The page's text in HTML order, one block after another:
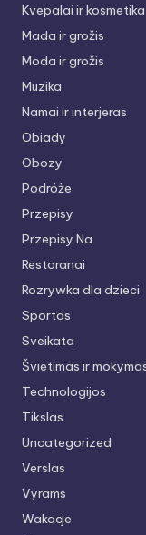
Kvepalai ir kosmetika
Mada ir grožis
Moda ir grožis
Muzika
Namai ir interjeras
Obiady
Obozy
Podróże
Przepisy
Przepisy Na
Restoranai
Rozrywka dla dzieci
Sportas
Sveikata
Švietimas ir
Technologijos
Tikslas
Uncategorized
Verslas
Vyrams
Wakacje